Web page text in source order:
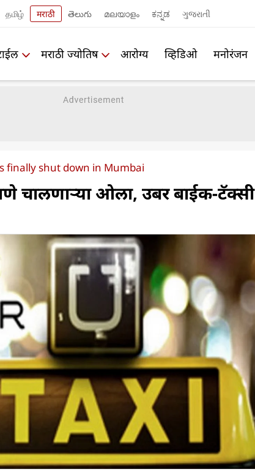
தமிழ் मराठी తెలుగు മലയാളം ಕನ್ನಡ ગુજરાતી
मराठी ज्योतिष आरोग्य व्हिडिओ मनोरंजन
finally shut down in Mumbai
चालणाऱ्या ओला, उबर बाईक-टॅक्सी